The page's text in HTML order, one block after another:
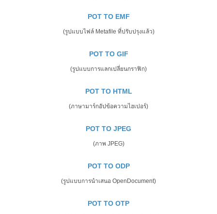
POT TO EMF
(รูปแบบไฟล์ Metafile ที่ปรับปรุงแล้ว)
POT TO GIF
(รูปแบบการแลกเปลี่ยนกราฟิก)
POT TO HTML
(ภาษามาร์กอัปข้อความไฮเปอร์)
POT TO JPEG
(ภาพ JPEG)
POT TO ODP
(รูปแบบการนำเสนอ OpenDocument)
POT TO OTP